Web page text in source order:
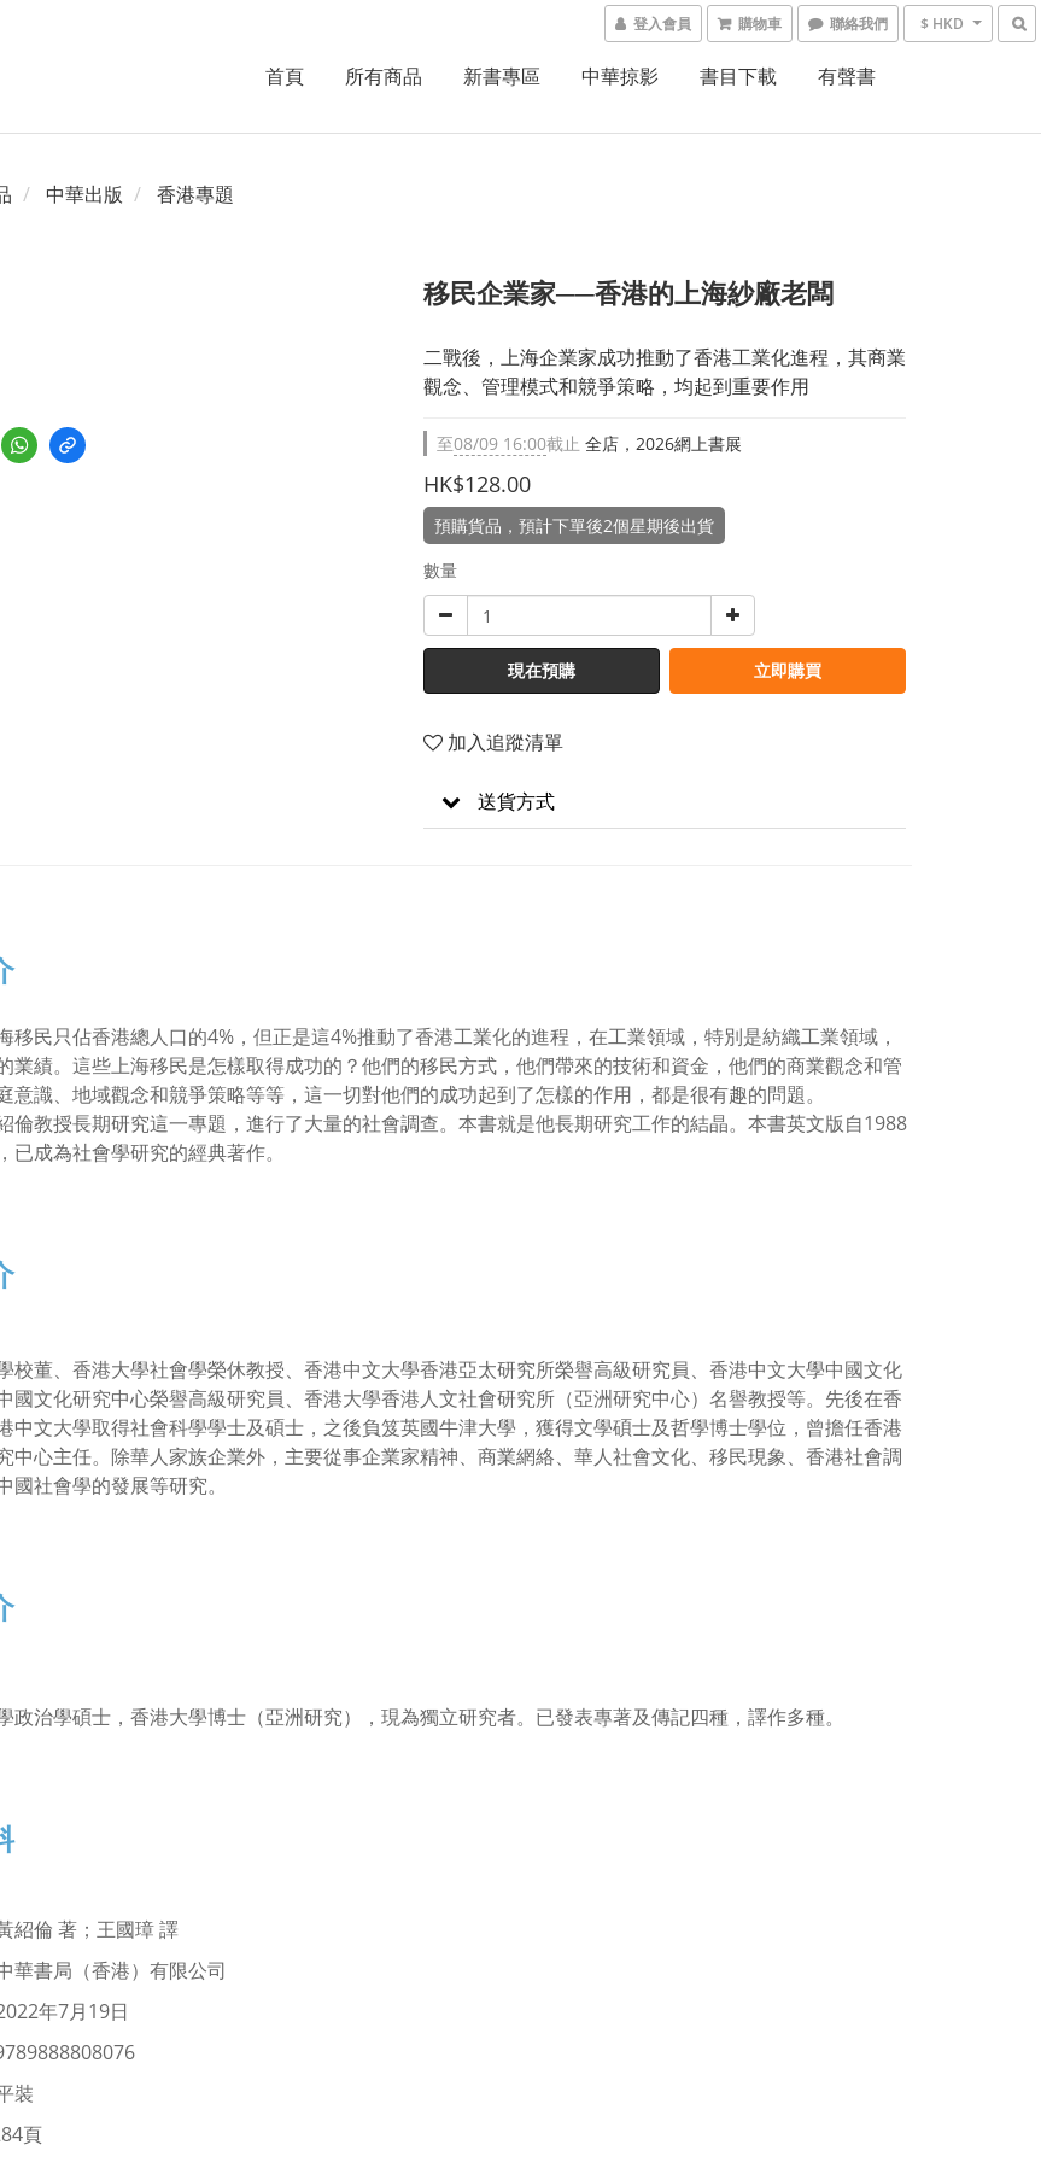
登入會員 購物車 聯絡我們 $ HKD
首頁 所有商品 新書專區 中華掠影 書目下載 有聲書
中華出版 香港專題
移民企業家──香港的上海紗廠老闆
二戰後，上海企業家成功推動了香港工業化進程，其商業
觀念、管理模式和競爭策略，均起到重要作用
至08/09 16:00截止 全店，2026網上書展
HK$128.00
預購貨品，預計下單後2個星期後出貨
數量
現在預購 立即購買
加入追蹤清單
送貨方式
移民只佔香港總人口的4%，但正是這4%推動了香港工業化的進程，在工業領域，特別是紡織工業領域，
業績。這些上海移民是怎樣取得成功的？他們的移民方式，他們帶來的技術和資金，他們的商業觀念和管
意識、地域觀念和競爭策略等等，這一切對他們的成功起到了怎樣的作用，都是很有趣的問題。
倫教授長期研究這一專題，進行了大量的社會調查。本書就是他長期研究工作的結晶。本書英文版自1988
已成為社會學研究的經典著作。
校董、香港大學社會學榮休教授、香港中文大學香港亞太研究所榮譽高級研究員、香港中文大學中國文化
國文化研究中心榮譽高級研究員、香港大學香港人文社會研究所（亞洲研究中心）名譽教授等。先後在香
中文大學取得社會科學學士及碩士，之後負笈英國牛津大學，獲得文學碩士及哲學博士學位，曾擔任香港
中心主任。除華人家族企業外，主要從事企業家精神、商業網絡、華人社會文化、移民現象、香港社會調
國社會學的發展等研究。
政治學碩士，香港大學博士（亞洲研究），現為獨立研究者。已發表專著及傳記四種，譯作多種。
紹倫 著；王國璋 譯
書局（香港）有限公司
年7月19日
裝
頁